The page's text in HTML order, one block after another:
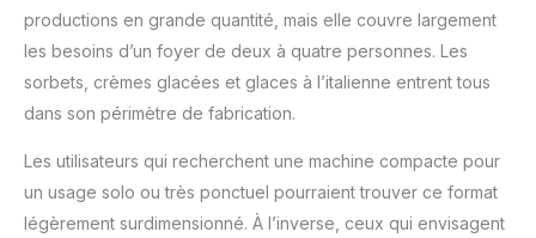
productions en grande quantité, mais elle couvre largement
les besoins d’un foyer de deux à quatre personnes. Les
sorbets, crèmes glacées et glaces à l’italienne entrent tous
dans son périmètre de fabrication.
Les utilisateurs qui recherchent une machine compacte pour
un usage solo ou très ponctuel pourraient trouver ce format
légèrement surdimensionné. À l’inverse, ceux qui envisagent